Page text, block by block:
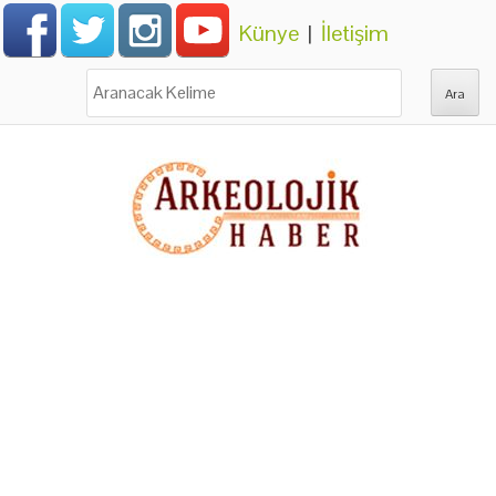
Künye | İletişim